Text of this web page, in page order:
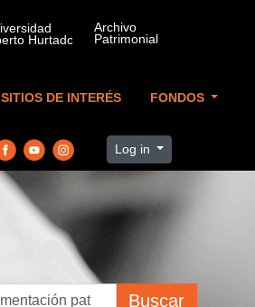
SITIOS DE INTERÉS FONDOS
Log in
Buscar